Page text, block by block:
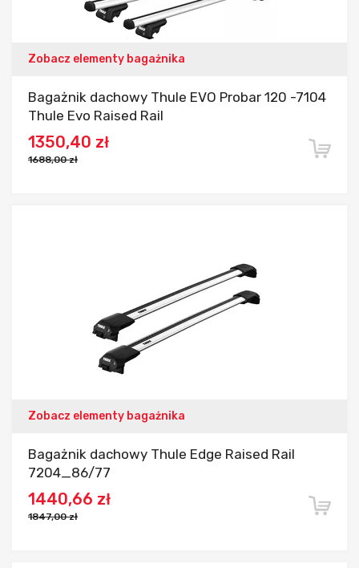
Zobacz elementy bagażnika
Bagażnik dachowy Thule EVO Probar 120 -7104
Thule Evo Raised Rail
1350,40 zł
1688,00 zł
Zobacz elementy bagażnika
Bagażnik dachowy Thule Edge Raised Rail
7204_86/77
1440,66 zł
1847,00 zł